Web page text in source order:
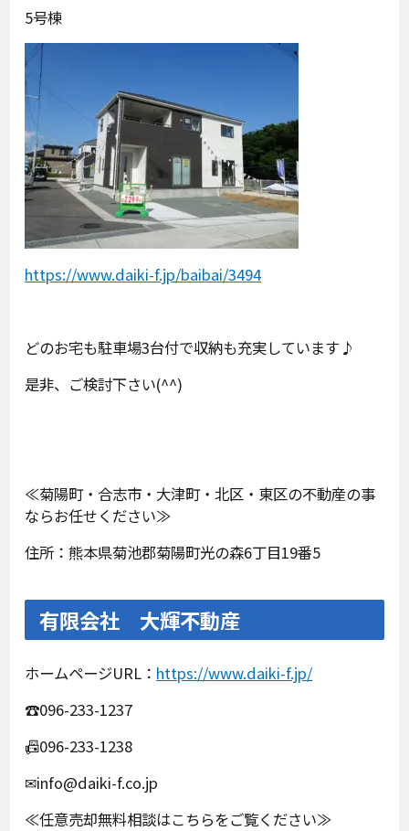
5号棟
https://www.daiki-f.jp/baibai/3494
どのお宅も駐車場3台付で収納も充実しています♪
是非、ご検討下さい(^^)
≪菊陽町・合志市・大津町・北区・東区の不動産の事
ならお任せください≫
住所：熊本県菊池郡菊陽町光の森6丁目19番5
有限会社 大輝不動産
ホームページURL： https://www.daiki-f.jp/
☎096-233-1237
📠096-233-1238
✉info@daiki-f.co.jp
≪任意売却無料相談はこちらをご覧ください≫